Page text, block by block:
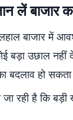
लें बाजार
बाजार में
बड़ा उछाल
बदलाव हो
रही है कि बड़ी